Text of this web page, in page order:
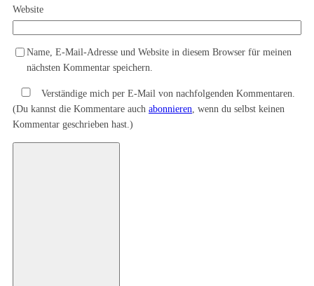
Website
Name, E-Mail-Adresse und Website in diesem Browser für meinen
nächsten Kommentar speichern.
Verständige mich per E-Mail von nachfolgenden Kommentaren.
(Du kannst die Kommentare auch abonnieren , wenn du selbst keinen
Kommentar geschrieben hast.)